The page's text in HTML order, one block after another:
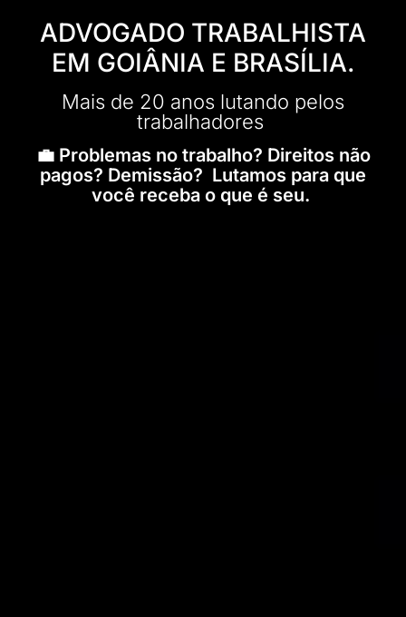
ADVOGADO TRABALHISTA
EM GOIÂNIA E BRASÍLIA.
Mais de 20 anos lutando pelos
trabalhadores
💼 Problemas no trabalho? Direitos não
pagos? Demissão? Lutamos para que
você receba o que é seu.